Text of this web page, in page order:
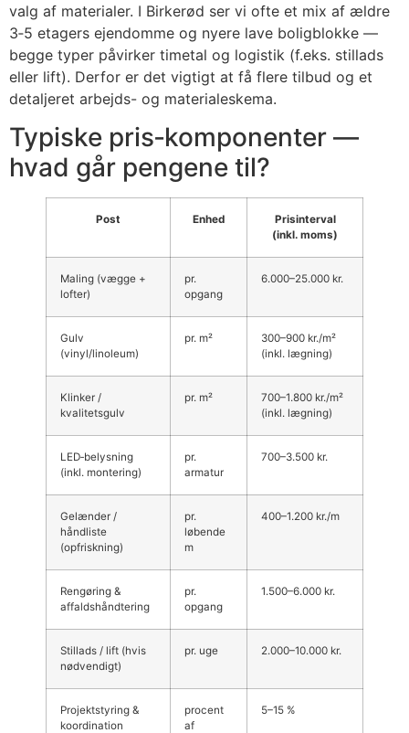
valg af materialer. I Birkerød ser vi ofte et mix af ældre
3‑5 etagers ejendomme og nyere lave boligblokke —
begge typer påvirker timetal og logistik (f.eks. stillads
eller lift). Derfor er det vigtigt at få flere tilbud og et
detaljeret arbejds- og materialeskema.
Typiske pris‑komponenter —
hvad går pengene til?
Post Enhed
Prisinterval
(inkl. moms)
Maling (vægge +
lofter)
pr.
opgang
6.000–25.000 kr.
Gulv
(vinyl/linoleum)
pr. m²
300–900 kr./m²
(inkl. lægning)
Klinker /
kvalitetsgulv
pr. m²
700–1.800 kr./m²
(inkl. lægning)
LED‑belysning
(inkl. montering)
pr.
armatur
700–3.500 kr.
Gelænder /
håndliste
(opfriskning)
pr.
løbende
m
400–1.200 kr./m
Rengøring &
affaldshåndtering
pr.
opgang
1.500–6.000 kr.
Stillads / lift (hvis
nødvendigt)
pr. uge 2.000–10.000 kr.
Projektstyring &
koordination
procent
af
5–15 %